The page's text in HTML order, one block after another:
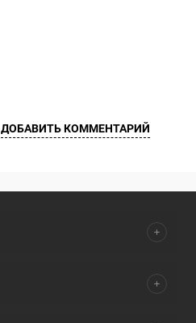
ДОБАВИТЬ КОММЕНТАРИЙ